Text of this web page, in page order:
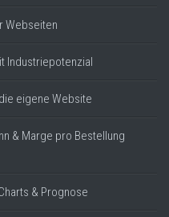
Webseiten
Industriepotenzial
eigene Website
& Marge pro Bestellung
& Prognose